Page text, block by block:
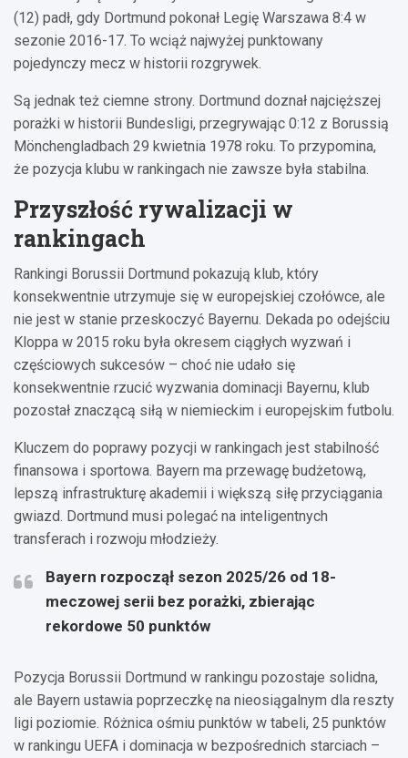
(12) padł, gdy Dortmund pokonał Legię Warszawa 8:4 w
sezonie 2016-17. To wciąż najwyżej punktowany
pojedynczy mecz w historii rozgrywek.
Są jednak też ciemne strony. Dortmund doznał najcięższej
porażki w historii Bundesligi, przegrywając 0:12 z Borussią
Mönchengladbach 29 kwietnia 1978 roku. To przypomina,
że pozycja klubu w rankingach nie zawsze była stabilna.
Przyszłość rywalizacji w
rankingach
Rankingi Borussii Dortmund pokazują klub, który
konsekwentnie utrzymuje się w europejskiej czołówce, ale
nie jest w stanie przeskoczyć Bayernu. Dekada po odejściu
Kloppa w 2015 roku była okresem ciągłych wyzwań i
częściowych sukcesów – choć nie udało się
konsekwentnie rzucić wyzwania dominacji Bayernu, klub
pozostał znaczącą siłą w niemieckim i europejskim futbolu.
Kluczem do poprawy pozycji w rankingach jest stabilność
finansowa i sportowa. Bayern ma przewagę budżetową,
lepszą infrastrukturę akademii i większą siłę przyciągania
gwiazd. Dortmund musi polegać na inteligentnych
transferach i rozwoju młodzieży.
Bayern rozpoczął sezon 2025/26 od 18-
meczowej serii bez porażki, zbierając
rekordowe 50 punktów
Pozycja Borussii Dortmund w rankingu pozostaje solidna,
ale Bayern ustawia poprzeczkę na nieosiągalnym dla reszty
ligi poziomie. Różnica ośmiu punktów w tabeli, 25 punktów
w rankingu UEFA i dominacja w bezpośrednich starciach –